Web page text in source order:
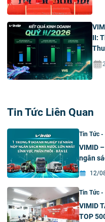
II:
Tin Tức Liên Quan
Tin Tức -
VIMID
ngân
phối –
12/
Tin Tức -
VIMID
TOP